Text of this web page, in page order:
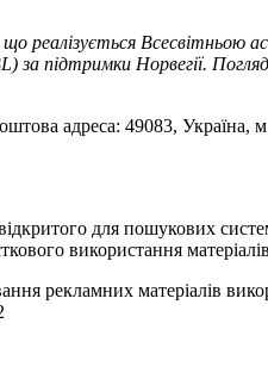
Всесвітньою
підтримки Норвегії.
адреса: 49083, Україна,
для пошукових
використання
рекламних матеріалів